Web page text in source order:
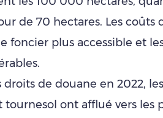
de 70 hectares. Les coûts
foncier plus accessible et
droits de douane en 2022,
ont afflué vers les